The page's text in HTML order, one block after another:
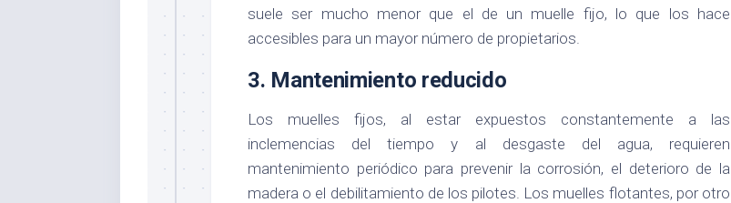
suele ser mucho menor que el de un muelle fijo, lo que los hace
accesibles para un mayor número de propietarios.
3. Mantenimiento reducido
Los muelles fijos, al estar expuestos constantemente a las
inclemencias del tiempo y al desgaste del agua, requieren
mantenimiento periódico para prevenir la corrosión, el deterioro de la
madera o el debilitamiento de los pilotes. Los muelles flotantes, por otro